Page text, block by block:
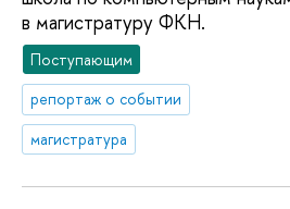
в магистратуру ФКН.
Поступающим
репортаж о событии
магистратура